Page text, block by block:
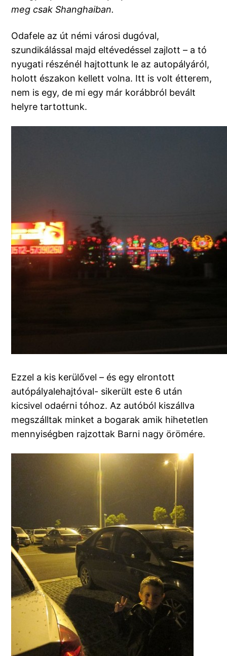
meg csak Shanghaiban.
Odafele az út némi városi dugóval,
szundikálással majd eltévedéssel zajlott – a tó
nyugati részénél hajtottunk le az autopályáról,
holott északon kellett volna. Itt is volt étterem,
nem is egy, de mi egy már korábbról bevált
helyre tartottunk.
Ezzel a kis kerülővel – és egy elrontott
autópályalehajtóval- sikerült este 6 után
kicsivel odaérni tóhoz. Az autóból kiszállva
megszálltak minket a bogarak amik hihetetlen
mennyiségben rajzottak Barni nagy örömére.